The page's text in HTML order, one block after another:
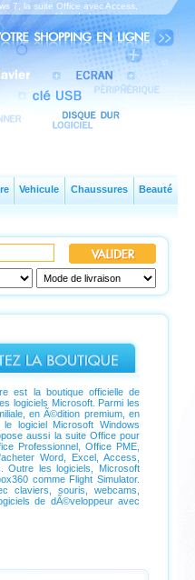
7, la suite Office avec Access,
ensembles de bureau, etc.
Vehicule Chaussures Beauté
est la boutique officielle de
logiciels Microsoft. Parmi les
en Ã©dition premium, en
logiciel Microsoft Windows
aussi la suite Office pour
Professionnel, Office PME,
Word, Excel, Access,
Outre les logiciels, Microsoft
comme Flight Simulator.
claviers, souris, webcams,
de dÃ©veloppeur avec